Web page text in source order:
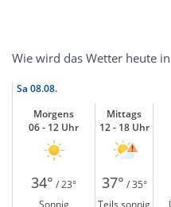
Wie wird das Wetter heute
Sa 08.08.
Morgens
06 - 12 Uhr
Mittags
12 - 18 Uhr
34° / 23° 37° / 35°
Sonnig
Teils sonnig